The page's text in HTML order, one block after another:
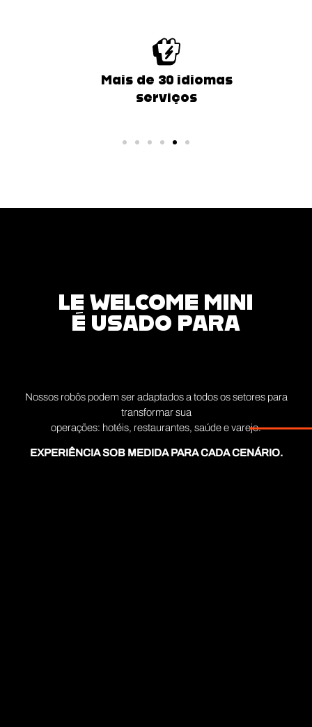
Mais de 30 idiomas
serviços
LE WELCOME MINI
É USADO PARA
Nossos robôs podem ser adaptados a todos os setores para
transformar sua
operações: hotéis, restaurantes, saúde e varejo.
EXPERIÊNCIA SOB MEDIDA PARA CADA CENÁRIO.